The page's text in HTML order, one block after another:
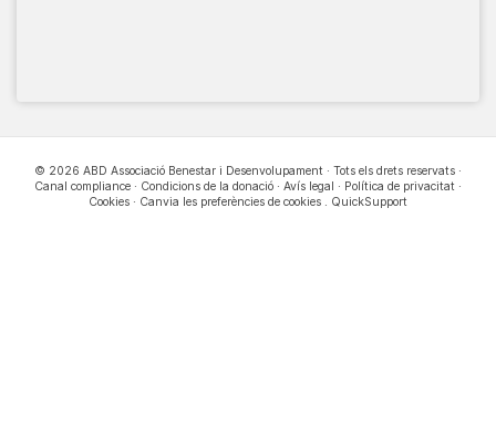
© 2026 ABD Associació Benestar i Desenvolupament · Tots els drets reservats ·
Canal compliance · Condicions de la donació · Avís legal · Política de privacitat ·
Cookies · Canvia les preferències de cookies QuickSupport